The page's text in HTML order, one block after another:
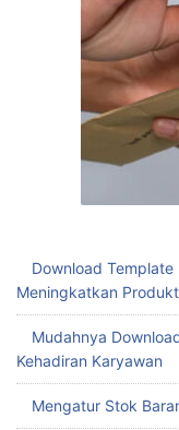
Download
Meningkatkan
Mudahnya
Kehadiran Karyawan
Mengatur Stok